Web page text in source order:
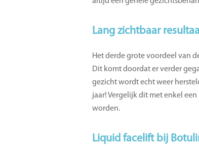
Lang zichtbaar
Het derde grote voordeel van
Dit komt doordat er verder
gezicht wordt echt weer
jaar! Vergelijk dit met enkel
worden.
Liquid facelift bij